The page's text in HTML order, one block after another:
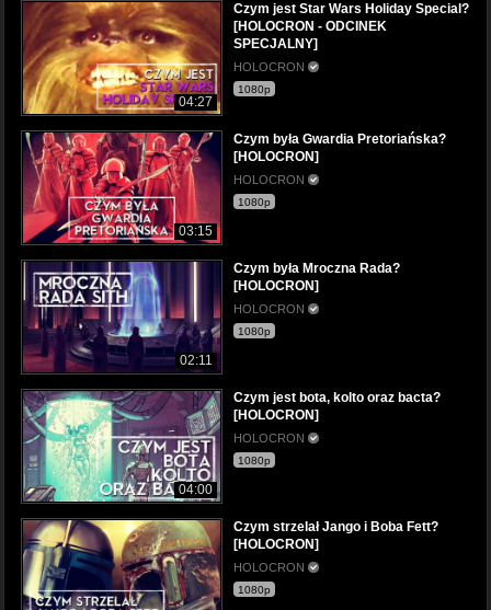
04:27
Czym jest Star Wars Holiday Special?
[HOLOCRON - ODCINEK
SPECJALNY]
HOLOCRON
1080p
03:15
Czym była Gwardia Pretoriańska?
[HOLOCRON]
HOLOCRON
1080p
02:11
Czym była Mroczna Rada?
[HOLOCRON]
HOLOCRON
1080p
04:00
Czym jest bota, kolto oraz bacta?
[HOLOCRON]
HOLOCRON
1080p
Czym strzelał Jango i Boba Fett?
[HOLOCRON]
HOLOCRON
1080p